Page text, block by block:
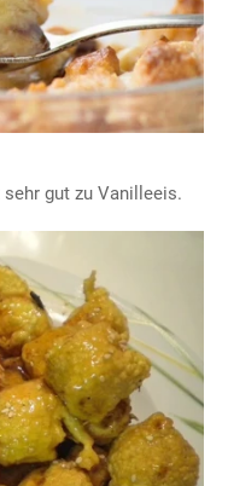
sehr gut zu Vanilleeis.